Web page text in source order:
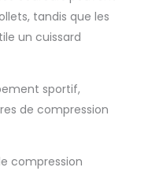
tandis que les
un cuissard
sportif,
de compression
compression